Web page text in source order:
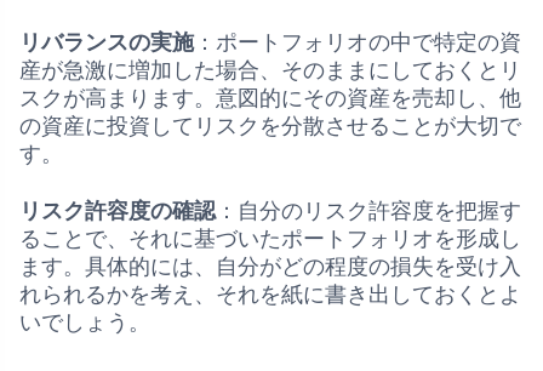
リバランスの実施：ポートフォリオの中で特定の資
産が急激に増加した場合、そのままにしておくとリ
スクが高まります。意図的にその資産を売却し、他
の資産に投資してリスクを分散させることが大切で
す。
リスク許容度の確認：自分のリスク許容度を把握す
ることで、それに基づいたポートフォリオを形成し
ます。具体的には、自分がどの程度の損失を受け入
れられるかを考え、それを紙に書き出しておくとよ
いでしょう。